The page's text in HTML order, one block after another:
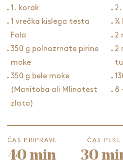
1. korak
1 vrečka kislega testa
Fala
350 g polnozrnate pirine
moke
350 g bele moke
(Manitoba ali Mlinotest
zlata)
2
2
8
ČAS PRIPRAVE
40 min
ČAS PEKE
30